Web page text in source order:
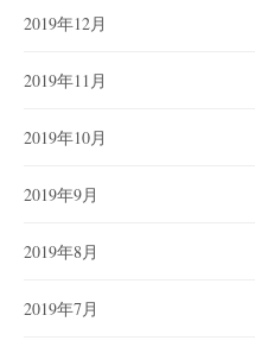
2019年12月
2019年11月
2019年10月
2019年9月
2019年8月
2019年7月